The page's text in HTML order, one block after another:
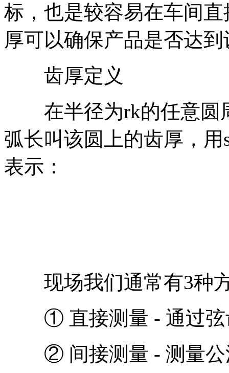
标，也是较容易在车间
厚可以确保产品是否达
齿厚定义
在半径为rk的任意圆
弧长叫该圆上的齿厚，
表示：
现场我们通常有3种方
① 直接测量 - 通过弦
② 间接测量 - 测量公